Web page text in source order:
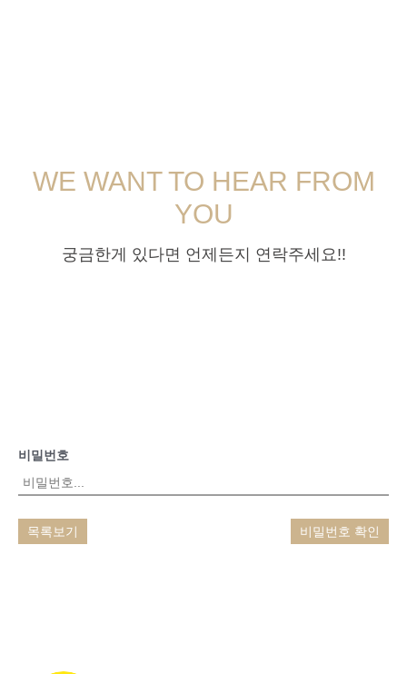
WE WANT TO HEAR FROM
YOU
궁금한게 있다면 언제든지 연락주세요!!
비밀번호
목록보기 비밀번호 확인